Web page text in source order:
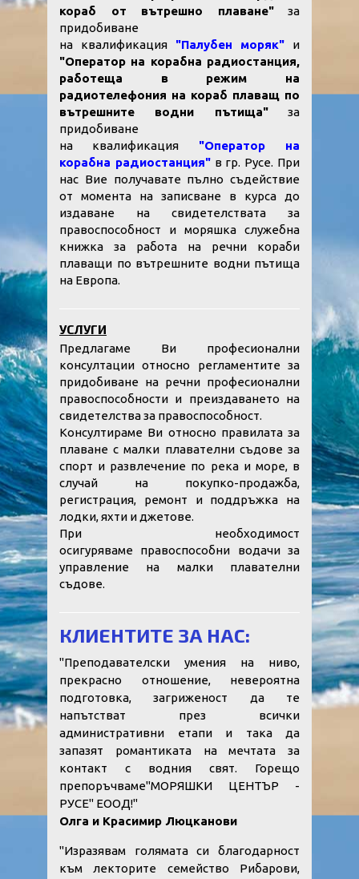
кораб от вътрешно плаване"за
придобиване
на квалификация "Палубен моряк" и
"Оператор на корабна радиостанция,
работеща в режим на
радиотелефония на кораб плаващ по
вътрешните водни пътища"за
придобиване
на квалификация "Оператор на
корабна радиостанция"в гр. Русе. При
нас Вие получавате пълно съдействие
от момента на записване в курса до
издаване на свидетелствата за
правоспособност и моряшка служебна
книжка за работа на речни кораби
плаващи по вътрешните водни пътища
на Европа.
УСЛУГИ
Предлагаме Ви професионални
консултации относно регламентите за
придобиване на речни професионални
правоспособности и преиздаването на
свидетелства за правоспособност.
Консултираме Ви относно правилата за
плаване с малки плавателни съдове за
спорт и развлечение по река и море, в
случай на покупко-продажба,
регистрация, ремонт и поддръжка на
лодки, яхти и джетове.
При необходимост
осигуряваме правоспособни водачи за
управление на малки плавателни
съдове.
КЛИЕНТИТЕ ЗА НАС:
"Преподавателски умения на ниво,
прекрасно отношение, невероятна
подготовка, загриженост да те
напътстват през всички
административни етапи и така да
запазят романтиката на мечтата за
контакт с водния свят. Горещо
препоръчваме"МОРЯШКИ ЦЕНТЪР -
РУСЕ" ЕООД!"
Олга и Красимир Люцканови
"Изразявам голямата си благодарност
към лекторите семейство Рибарови,